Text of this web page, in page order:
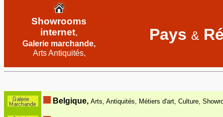
Showrooms
internet,
Galerie marchande,
Arts Antiquités,
Pays &
Belgique, Arts, Antiquités, Métiers d'art, Culture,